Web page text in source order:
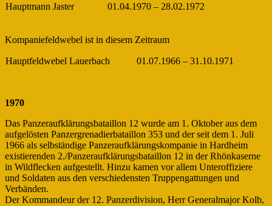
Hauptmann Jaster
01.04.1970 – 28.02.1972
Kompaniefeldwebel ist in diesem Zeitraum
Hauptfeldwebel Lauerbach 01.07.1966 – 31.10.1971
1970
Das Panzeraufklärungsbataillon 12 wurde am 1. Oktober aus dem
aufgelösten Panzergrenadierbataillon 353 und der seit dem 1. Juli
1966 als selbständige Panzeraufklärungskompanie in Hardheim
existierenden 2./Panzeraufklärungsbataillon 12 in der Rhönkaserne
in Wildflecken aufgestellt. Hinzu kamen vor allem Unteroffiziere
und Soldaten aus den verschiedensten Truppengattungen und
Verbänden.
Der Kommandeur der 12. Panzerdivision, Herr Generalmajor Kolb,